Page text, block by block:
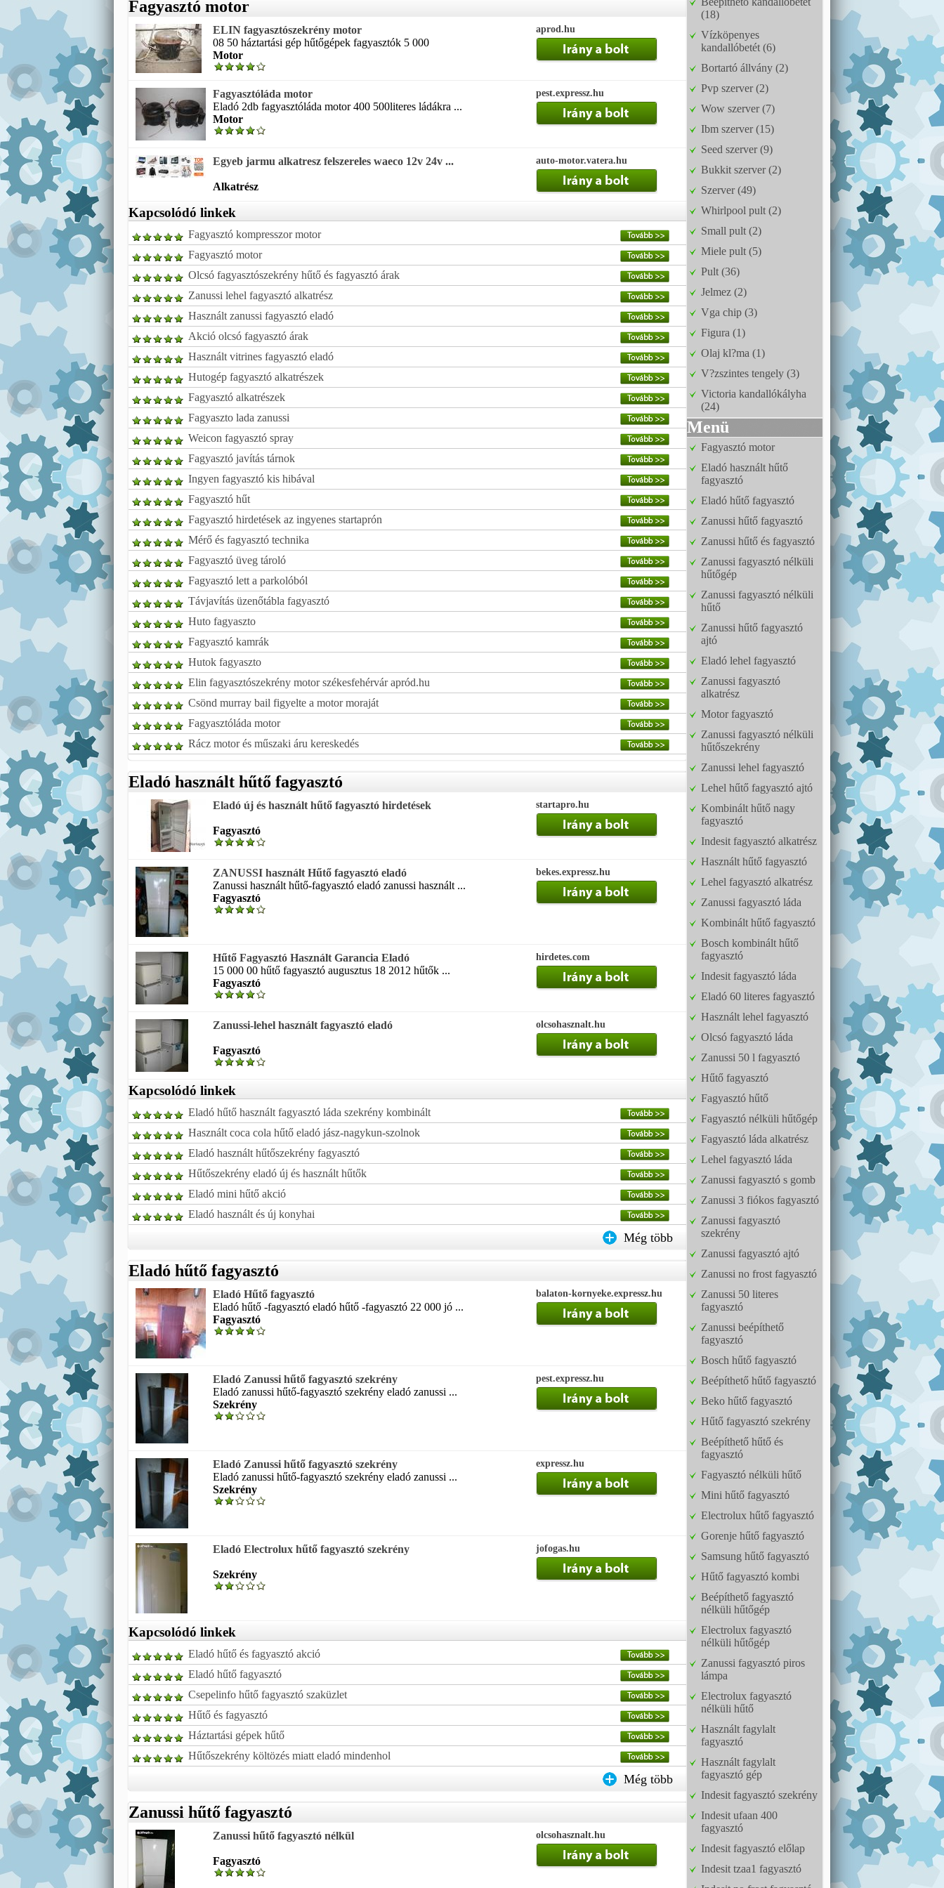
Fagyasztó motor
ELIN fagyasztószekrény motor
08 50 háztartási gép hűtőgépek fagyasztók 5 000
Motor
aprod.hu
Fagyasztóláda motor
Eladó 2db fagyasztóláda motor 400 500literes ládákra ...
Motor
pest.expressz.hu
Egyeb jarmu alkatresz felszereles waeco 12v 24v ...
Alkatrész
auto-motor.vatera.hu
Kapcsolódó linkek
Fagyasztó kompresszor motor
Fagyasztó motor
Olcsó fagyasztószekrény hűtő és fagyasztó árak
Zanussi lehel fagyasztó alkatrész
Használt zanussi fagyasztó eladó
Akció olcsó fagyasztó árak
Használt vitrines fagyasztó eladó
Hutogép fagyasztó alkatrészek
Fagyasztó alkatrészek
Fagyaszto lada zanussi
Weicon fagyasztó spray
Fagyasztó javítás tárnok
Ingyen fagyasztó kis hibával
Fagyasztó hűt
Fagyasztó hirdetések az ingyenes startaprón
Mérő és fagyasztó technika
Fagyasztó üveg tároló
Fagyasztó lett a parkolóból
Távjavítás üzenőtábla fagyasztó
Huto fagyaszto
Fagyasztó kamrák
Hutok fagyaszto
Elin fagyasztószekrény motor székesfehérvár apród.hu
Csönd murray bail figyelte a motor moraját
Fagyasztóláda motor
Rácz motor és műszaki áru kereskedés
Eladó használt hűtő fagyasztó
Eladó új és használt hűtő fagyasztó hirdetések
Fagyasztó
startapro.hu
ZANUSSI használt Hűtő fagyasztó eladó
Zanussi használt hűtő-fagyasztó eladó zanussi használt ...
Fagyasztó
bekes.expressz.hu
Hűtő Fagyasztó Használt Garancia Eladó
15 000 00 hűtő fagyasztó augusztus 18 2012 hűtők ...
Fagyasztó
hirdetes.com
Zanussi-lehel használt fagyasztó eladó
Fagyasztó
olcsohasznalt.hu
Kapcsolódó linkek
Eladó hűtő használt fagyasztó láda szekrény kombinált
Használt coca cola hűtő eladó jász-nagykun-szolnok
Eladó használt hűtőszekrény fagyasztó
Hűtőszekrény eladó új és használt hűtők
Eladó mini hűtő akció
Eladó használt és új konyhai
Még több
Eladó hűtő fagyasztó
Eladó Hűtő fagyasztó
Eladó hűtő -fagyasztó eladó hűtő -fagyasztó 22 000 jó ...
Fagyasztó
balaton-kornyeke.expressz.hu
Eladó Zanussi hűtő fagyasztó szekrény
Eladó zanussi hűtő-fagyasztó szekrény eladó zanussi ...
Szekrény
pest.expressz.hu
Eladó Zanussi hűtő fagyasztó szekrény
Eladó zanussi hűtő-fagyasztó szekrény eladó zanussi ...
Szekrény
expressz.hu
Eladó Electrolux hűtő fagyasztó szekrény
Szekrény
jofogas.hu
Kapcsolódó linkek
Eladó hűtő és fagyasztó akció
Eladó hűtő fagyasztó
Csepelinfo hűtő fagyasztó szaküzlet
Hűtő és fagyasztó
Háztartási gépek hűtő
Hűtőszekrény költözés miatt eladó mindenhol
Még több
Zanussi hűtő fagyasztó
Zanussi hűtő fagyasztó nélkül
Fagyasztó
olcsohasznalt.hu
(18)
Vízköpenyes
kandallóbetét (6)
Bortartó állvány (2)
Pvp szerver (2)
Wow szerver (7)
Ibm szerver (15)
Seed szerver (9)
Bukkit szerver (2)
Szerver (49)
Whirlpool pult (2)
Small pult (2)
Miele pult (5)
Pult (36)
Jelmez (2)
Vga chip (3)
Figura (1)
Olaj kl?ma (1)
V?zszintes tengely (3)
Victoria kandallókályha
(24)
Menü
Fagyasztó motor
Eladó használt hűtő
fagyasztó
Eladó hűtő fagyasztó
Zanussi hűtő fagyasztó
Zanussi hűtő és fagyasztó
Zanussi fagyasztó nélküli
hűtőgép
Zanussi fagyasztó nélküli
hűtő
Zanussi hűtő fagyasztó
ajtó
Eladó lehel fagyasztó
Zanussi fagyasztó
alkatrész
Motor fagyasztó
Zanussi fagyasztó nélküli
hűtőszekrény
Zanussi lehel fagyasztó
Lehel hűtő fagyasztó ajtó
Kombinált hűtő nagy
fagyasztó
Indesit fagyasztó alkatrész
Használt hűtő fagyasztó
Lehel fagyasztó alkatrész
Zanussi fagyasztó láda
Kombinált hűtő fagyasztó
Bosch kombinált hűtő
fagyasztó
Indesit fagyasztó láda
Eladó 60 literes fagyasztó
Használt lehel fagyasztó
Olcsó fagyasztó láda
Zanussi 50 l fagyasztó
Hűtő fagyasztó
Fagyasztó hűtő
Fagyasztó nélküli hűtőgép
Fagyasztó láda alkatrész
Lehel fagyasztó láda
Zanussi fagyasztó s gomb
Zanussi 3 fiókos fagyasztó
Zanussi fagyasztó
szekrény
Zanussi fagyasztó ajtó
Zanussi no frost fagyasztó
Zanussi 50 literes
fagyasztó
Zanussi beépíthető
fagyasztó
Bosch hűtő fagyasztó
Beépíthető hűtő fagyasztó
Beko hűtő fagyasztó
Hűtő fagyasztó szekrény
Beépíthető hűtő és
fagyasztó
Fagyasztó nélküli hűtő
Mini hűtő fagyasztó
Electrolux hűtő fagyasztó
Gorenje hűtő fagyasztó
Samsung hűtő fagyasztó
Hűtő fagyasztó kombi
Beépíthető fagyasztó
nélküli hűtőgép
Electrolux fagyasztó
nélküli hűtőgép
Zanussi fagyasztó piros
lámpa
Electrolux fagyasztó
nélküli hűtő
Használt fagylalt
fagyasztó
Használt fagylalt
fagyasztó gép
Indesit fagyasztó szekrény
Indesit ufaan 400
fagyasztó
Indesit fagyasztó előlap
Indesit tzaa1 fagyasztó